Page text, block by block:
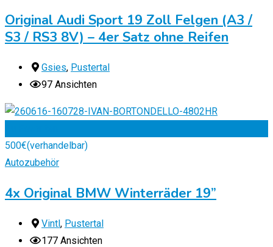
Original Audi Sport 19 Zoll Felgen (A3 /
S3 / RS3 8V) – 4er Satz ohne Reifen
Gsies, Pustertal
97 Ansichten
500€(verhandelbar)
Autozubehör
4x Original BMW Winterräder 19”
Vintl , Pustertal
177 Ansichten